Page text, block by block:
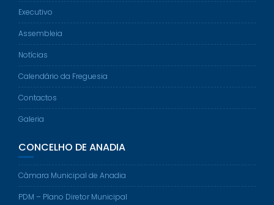
Executivo
Assembleia
Notícias
Calendário da Freguesia
Contactos
Galeria
CONCELHO DE ANADIA
Câmara Municipal de Anadia
PDM – Plano Diretor Municipal